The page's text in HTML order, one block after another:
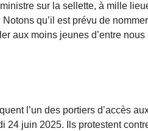
sur la sellette, à mille
qu’il est prévu de
aux moins jeunes d’entre
l’un des portiers d’accès
24 juin 2025. Ils protestent